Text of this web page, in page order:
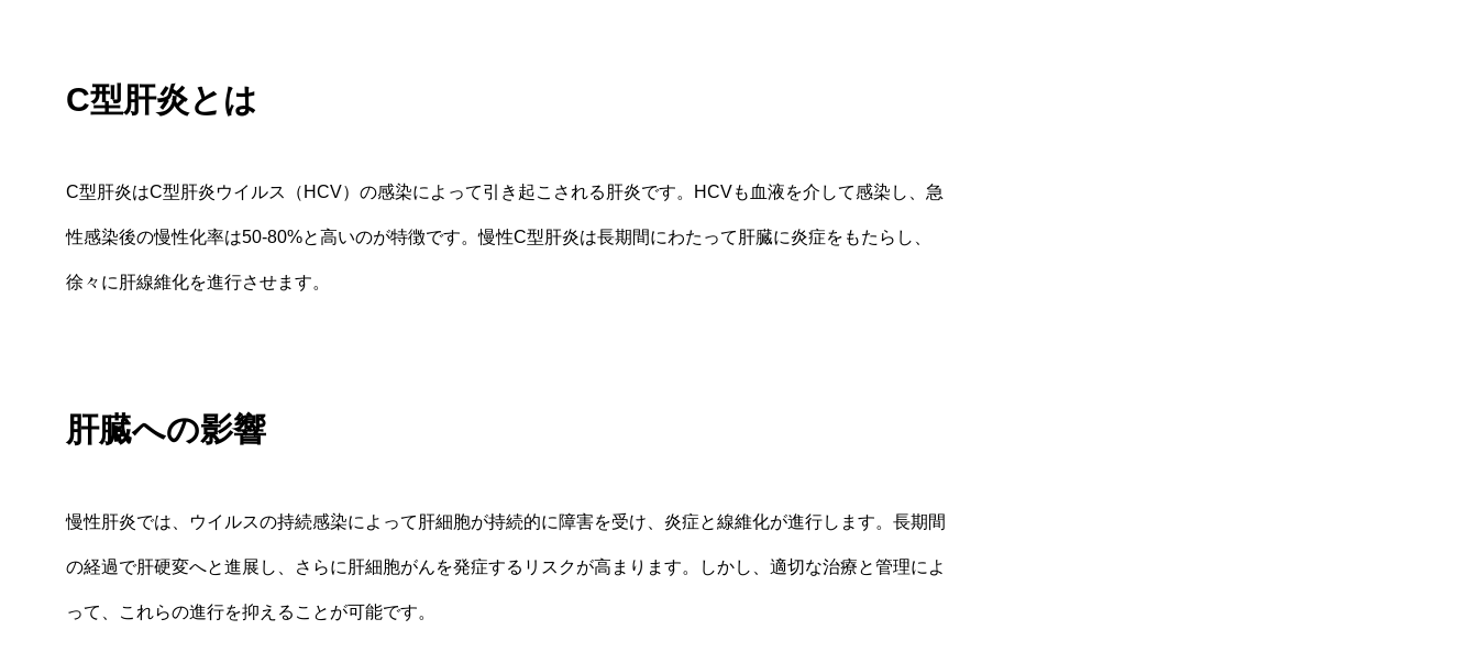
C型肝炎とは
C型肝炎はC型肝炎ウイルス（HCV）の感染によって引き起こされる肝炎です。HCVも血液を介して感染し、急
性感染後の慢性化率は50-80%と高いのが特徴です。慢性C型肝炎は長期間にわたって肝臓に炎症をもたらし、
徐々に肝線維化を進行させます。
肝臓への影響
慢性肝炎では、ウイルスの持続感染によって肝細胞が持続的に障害を受け、炎症と線維化が進行します。長期間
の経過で肝硬変へと進展し、さらに肝細胞がんを発症するリスクが高まります。しかし、適切な治療と管理によ
って、これらの進行を抑えることが可能です。